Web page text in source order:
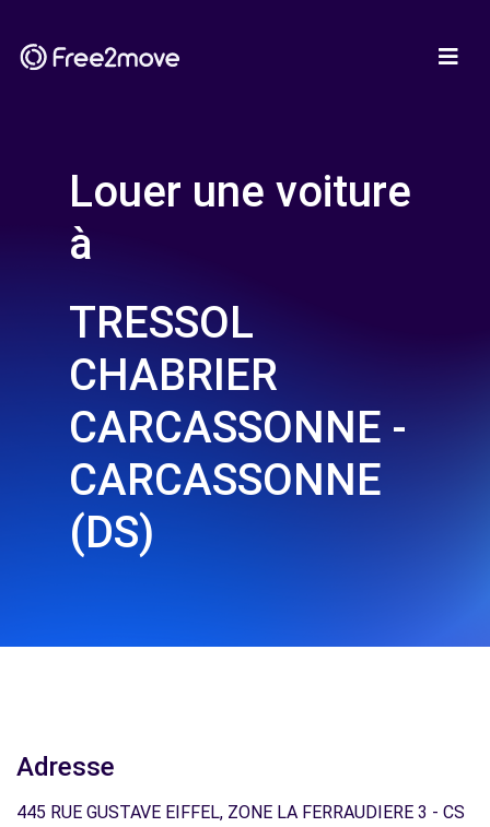
Louer une voiture
à
TRESSOL
CHABRIER
CARCASSONNE -
CARCASSONNE
(DS)
Adresse
445 RUE GUSTAVE EIFFEL, ZONE LA FERRAUDIERE 3 - CS